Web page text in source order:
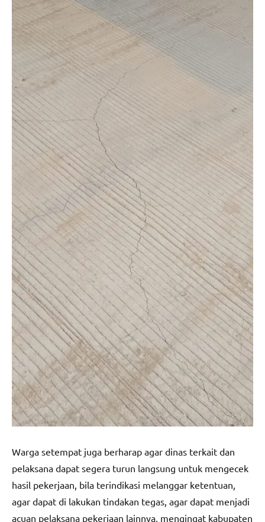
Warga setempat juga berharap agar dinas terkait dan
pelaksana dapat segera turun langsung untuk mengecek
hasil pekerjaan, bila terindikasi melanggar ketentuan,
agar dapat di lakukan tindakan tegas, agar dapat menjadi
acuan pelaksana pekerjaan lainnya, mengingat kabupaten